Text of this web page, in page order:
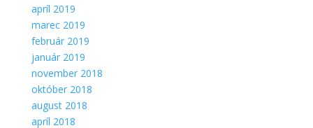
apríl 2019
marec 2019
február 2019
január 2019
november 2018
október 2018
august 2018
apríl 2018